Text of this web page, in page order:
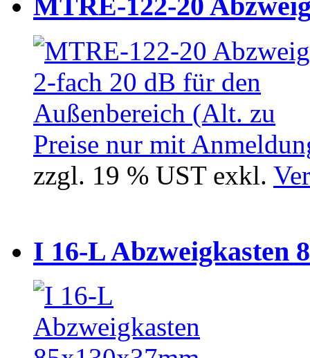
Preise nur mit
zzgl. 19 % UST exkl.
I 16-L Abzweigkasten